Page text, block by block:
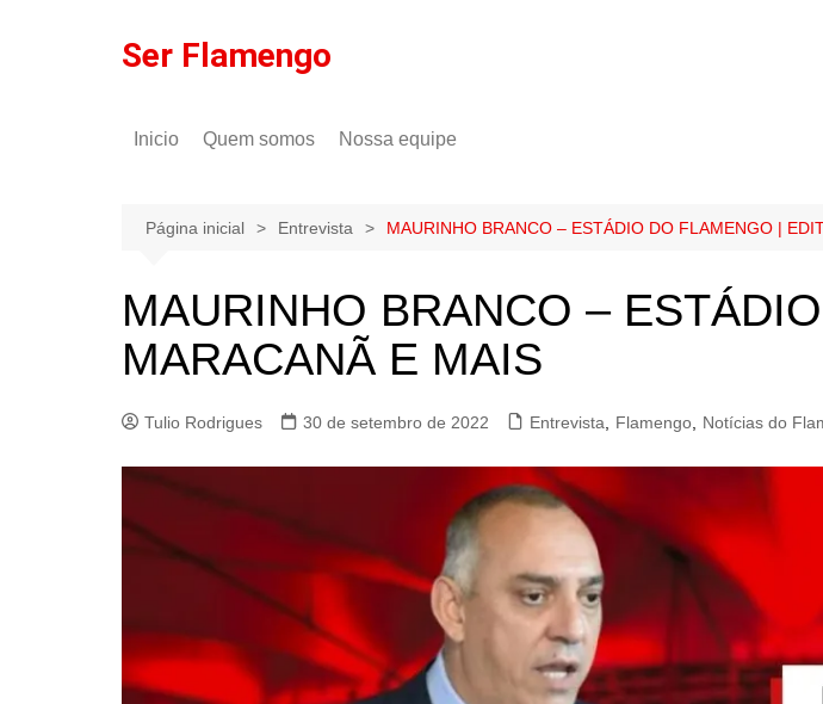
Ser Flamengo
Inicio Quem somos
Política de privacidade
Nossa equipe
Gilson Lima
Página inicial Entrevista MAURINHO BRANCO – ESTÁDIO DO FLAMENGO |
MAURINHO BRANCO –
MARACANÃ E MAIS
Tulio Rodrigues 30 de setembro de 2022 Entrevista Flamengo Notícias do